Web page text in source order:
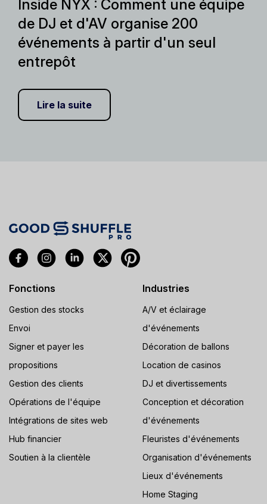
Inside NYX : Comment une équipe
de DJ et d'AV organise 200
événements à partir d'un seul
entrepôt
Lire la suite
Fonctions
Gestion des stocks
Envoi
Signer et payer les
propositions
Gestion des clients
Opérations de l'équipe
Intégrations de sites web
Hub financier
Soutien à la clientèle
Industries
A/V et éclairage
d'événements
Décoration de ballons
Location de casinos
DJ et divertissements
Conception et décoration
d'événements
Fleuristes d'événements
Organisation d'événements
Lieux d'événements
Home Staging